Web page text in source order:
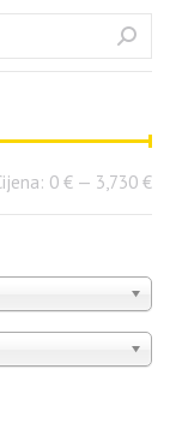
0 € — 3,730 €